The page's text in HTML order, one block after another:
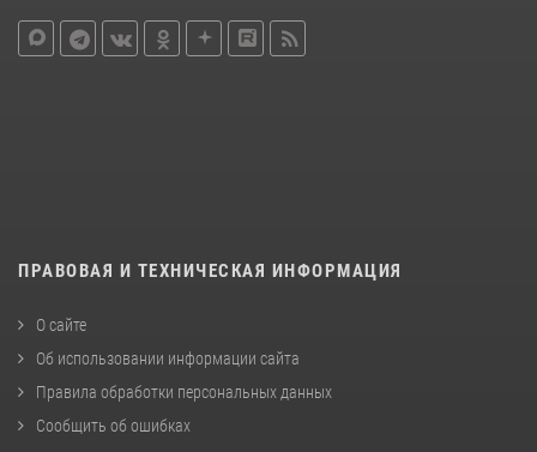
ПРАВОВАЯ И ТЕХНИЧЕСКАЯ ИНФОРМАЦИЯ
О сайте
Об использовании информации сайта
Правила обработки персональных данных
Сообщить об ошибках